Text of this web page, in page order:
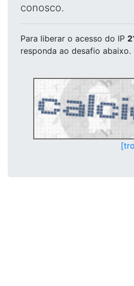
conosco.
Para liberar o acesso do IP
responda ao desafio abaixo.